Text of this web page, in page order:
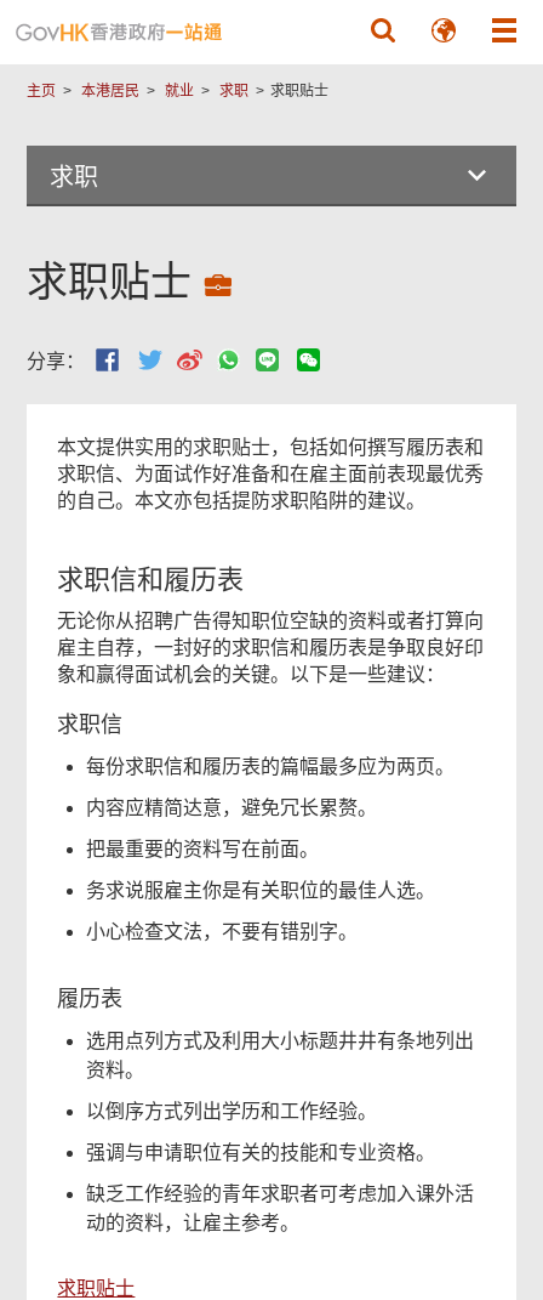
主页 本港居民 就业 求职 求职贴士
求职
求职贴士
分享：
本文提供实用的求职贴士，包括如何撰写履历表和
求职信、为面试作好准备和在雇主面前表现最优秀
的自己。本文亦包括提防求职陷阱的建议。
求职信和履历表
无论你从招聘广告得知职位空缺的资料或者打算向
雇主自荐，一封好的求职信和履历表是争取良好印
象和赢得面试机会的关键。以下是一些建议：
求职信
每份求职信和履历表的篇幅最多应为两页。
内容应精简达意，避免冗长累赘。
把最重要的资料写在前面。
务求说服雇主你是有关职位的最佳人选。
小心检查文法，不要有错别字。
履历表
选用点列方式及利用大小标题井井有条地列出
资料。
以倒序方式列出学历和工作经验。
强调与申请职位有关的技能和专业资格。
缺乏工作经验的青年求职者可考虑加入课外活
动的资料，让雇主参考。
求职贴士